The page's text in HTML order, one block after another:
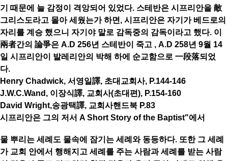
기 때문에 늘 감정이 격앙되어 있었다. 스테반은 시프리안을 敵
그리스도라고 몰아 세웠는가 하면, 시프리안은 자기가 베드로의
자리를 계승 했으니 자기야 말로 감독중의 감독이라고 했다. 이
兩者간의 論爭은 A.D 256년 스테반이 죽고 , A.D 258년 9월 14
일 시프리안이 발레리안의 박해 하에 순교함으로 一段落되었
다.
Henry Chadwick, 서영일譯, 초대교회사, P.144-146
J.W.C.Wand, 이장식譯, 교회사(초대편), P.154-160
David Wright,송광택譯, 교회사핸드북 P.83
시프리안은 그의 저서 A Short Story of the Baptist"에서
물 뿌리는 세례도 물속에 잠기는 세례와 동등하다. 또한 그 세례
가 교회 안에서 행해지고 세례를 주는 사람과 세례를 받는 사람